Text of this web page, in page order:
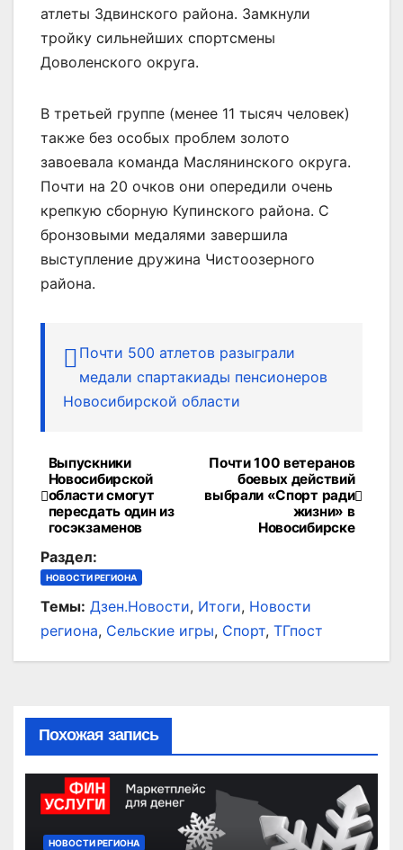
атлеты Здвинского района. Замкнули
тройку сильнейших спортсмены
Доволенского округа.
В третьей группе (менее 11 тысяч человек)
также без особых проблем золото
завоевала команда Маслянинского округа.
Почти на 20 очков они опередили очень
крепкую сборную Купинского района. С
бронзовыми медалями завершила
выступление дружина Чистоозерного
района.
Почти 500 атлетов разыграли
медали спартакиады пенсионеров
Новосибирской области
Навигация
по
записям
Почти 100 ветеранов
боевых действий
выбрали «Спорт ради
жизни» в
Новосибирске
Выпускники
Новосибирской
области смогут
пересдать один из
госэкзаменов
Раздел:
НОВОСТИ РЕГИОНА
Темы: Дзен.Новости, Итоги, Новости
региона, Сельские игры, Спорт, ТГпост
Похожая запись
НОВОСТИ РЕГИОНА